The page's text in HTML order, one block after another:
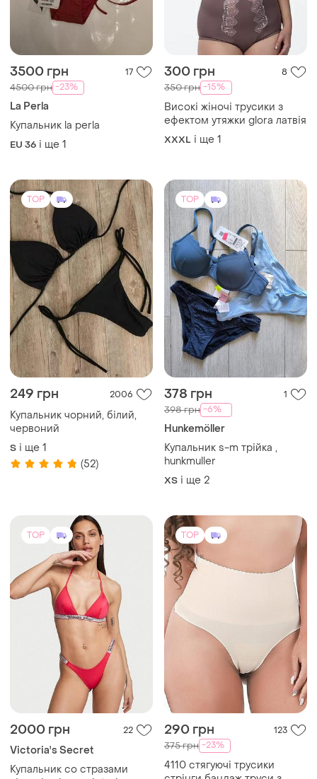
3500 грн 17
4500 грн -23%
La Perla
Купальник la perla
EU 36 і ще 1
300 грн 8
350 грн -15%
Високі жіночі трусики з
ефектом утяжки glora латвія
XXXL і ще 1
TOP
249 грн 2006
Купальник чорний, білий,
червоний
S і ще 1
(52)
TOP
378 грн 1
398 грн -6%
Hunkemöller
Купальник s-m трійка ,
hunkmuller
ХS і ще 2
TOP
2000 грн 22
Victoria's Secret
Купальник со стразами
TOP
290 грн 123
375 грн -23%
4110 стягуючі трусики